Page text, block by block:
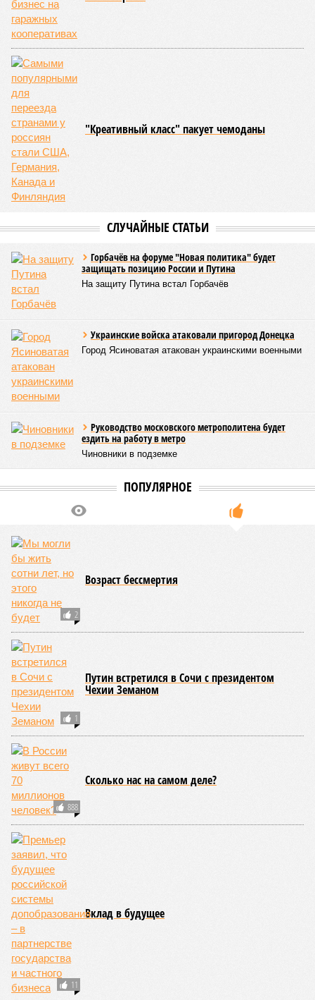
"Креативный класс" пакует чемоданы
СЛУЧАЙНЫЕ СТАТЬИ
Горбачёв на форуме "Новая политика" будет
защищать позицию России и Путина
На защиту Путина встал Горбачёв
Украинские войска атаковали пригород Донецка
Город Ясиноватая атакован украинскими военными
Руководство московского метрополитена будет
ездить на работу в метро
Чиновники в подземке
ПОПУЛЯРНОЕ
2
Возраст бессмертия
1
Путин встретился в Сочи с президентом
Чехии Земаном
888
Сколько нас на самом деле?
11
Вклад в будущее